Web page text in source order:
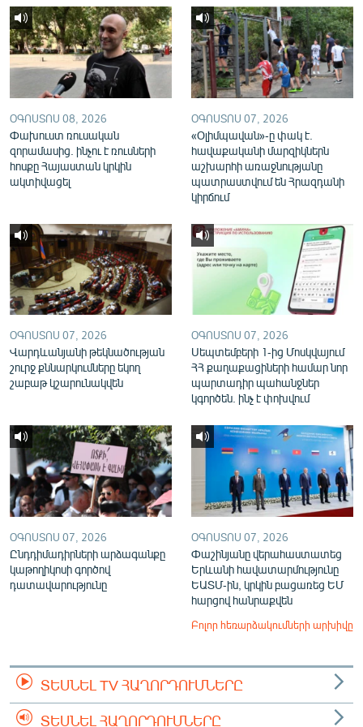
English
Русский
ՀԵՏԵՎԵՔ ՄԵԶ
«Ազատության» բոլոր կայքերը
ՕԳՈՍՏՈՍ 08, 2026
Փախուստ ռուսական
զորամասից. ինչու է ռուսների
հոսքը Հայաստան կրկին
ակտիվացել
ՕԳՈՍՏՈՍ 07, 2026
«Օլիմպավան»-ը փակ է.
հավաքականի մարզիկներն
աշխարհի առաջնությանը
պատրաստվում են Հրազդանի
կիրճում
ՕԳՈՍՏՈՍ 07, 2026
Վարդևանյանի թեկնածության
շուրջ քննարկումները եկող
շաբաթ կշարունակվեն
ՕԳՈՍՏՈՍ 07, 2026
Սեպտեմբերի 1-ից Մոսկվայում
ՀՀ քաղաքացիների համար նոր
պարտադիր պահանջներ
կգործեն. ինչ է փոխվում
ՕԳՈՍՏՈՍ 07, 2026
Ընդդիմադիրների արձագանքը
կաթողիկոսի գործով
դատավարությունը
ՕԳՈՍՏՈՍ 07, 2026
Փաշինյանը վերահաստատեց
Երևանի հավատարմությունը
ԵԱՏՄ-ին, կրկին բացառեց ԵՄ
հարցով հանրաքվեն
Բոլոր հեռարձակումների արխիվը
ՏԵՍՆԵԼ TV ՀԱՂՈՐԴՈՒՄՆԵՐԸ
ՏԵՍՆԵԼ ՀԱՂՈՐԴՈՒՄՆԵՐԸ